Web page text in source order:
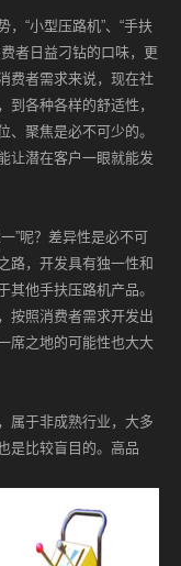
“小型压路机”、“手扶
者日益刁钻的口味，更
费者需求来说，现在社
各种各样的舒适性，
聚焦是必不可少的。
让潜在客户一眼就能发
”呢？差异性是必不可
路，开发具有独一性和
他手扶压路机产品。
按照消费者需求开发出
席之地的可能性也大大
属于非成熟行业，大多
是比较盲目的。高品